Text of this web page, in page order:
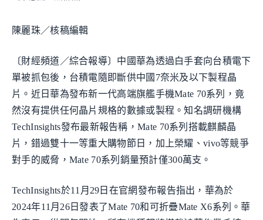
陳麗珠／核稿編輯
〔財經頻道／綜合報導〕中國華為透過白手套向台積電下
單被抓包後，台積電隨即斷供中國7奈米及以下製程晶
片。近日華為發布新一代高端旗艦手機Mate 70系列，竟
然沒有提供任何晶片規格的數據或製程。知名調研機構
TechInsights發布最新報告稱，Mate 70系列搭載麒麟晶
片，錯過雙十一等重大購物節日，加上榮耀、vivo等競爭
對手的威脅，Mate 70系列銷量預計僅300萬支。
TechInsights於11月29日在官網發布報告指出，華為於
2024年11月26日發表了Mate 70和可折疊Mate X6系列。華